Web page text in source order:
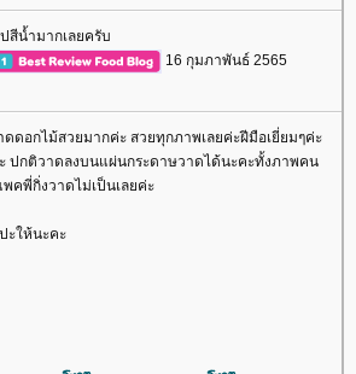
สีน้ำมากเลยครับ
16 กุมภาพันธ์ 2565
ดอกไม้สวยมากค่ะ สวยทุกภาพเลยค่ะฝีมือเยี่ยมๆค่ะ
ปกติวาดลงบนแผ่นกระดาษวาดได้นะคะทั้งภาพคน
คพี่กิ่งวาดไม่เป็นเลยค่ะ
ะให้นะคะ